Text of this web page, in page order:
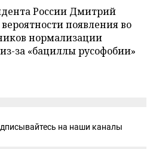
России Дмитрий
появления во
нормализации
за «бациллы русофобии»
на наши каналы